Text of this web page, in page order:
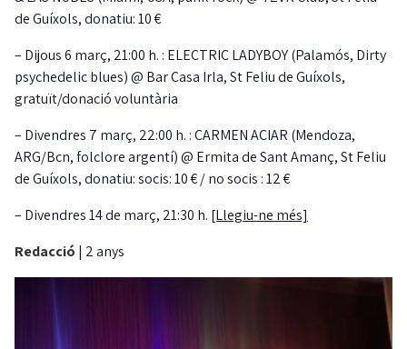
de Guíxols, donatiu: 10 €
– Dijous 6 març, 21:00 h. : ELECTRIC LADYBOY (Palamós, Dirty
psychedelic blues) @ Bar Casa Irla, St Feliu de Guíxols,
gratuït/donació voluntària
– Divendres 7 març, 22:00 h. : CARMEN ACIAR (Mendoza,
ARG/Bcn, folclore argentí) @ Ermita de Sant Amanç, St Feliu
de Guíxols, donatiu: socis: 10 € / no socis : 12 €
– Divendres 14 de març, 21:30 h. [Llegiu-ne més]
Redacció | 2 anys